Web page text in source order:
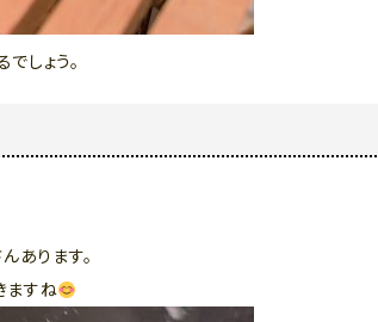
しょう。
あります。
ますね